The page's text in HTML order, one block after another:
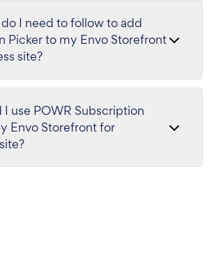
I need to follow to add
Picker to my Envo Storefront
site?
use POWR Subscription
Envo Storefront for